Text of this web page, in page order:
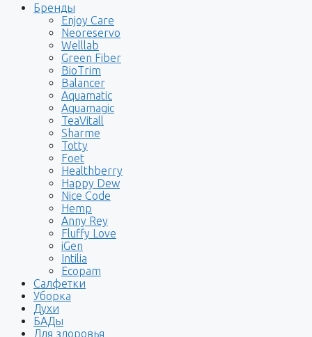
Бренды
Enjoy Care
Neoreservo
Welllab
Green Fiber
BioTrim
Balancer
Aquamatic
Aquamagic
TeaVitall
Sharme
Totty
Foet
Healthberry
Happy Dew
Nice Code
Hemp
Anny Rey
Fluffy Love
iGen
Intilia
Ecopam
Салфетки
Уборка
Духи
БАДы
Для здоровья